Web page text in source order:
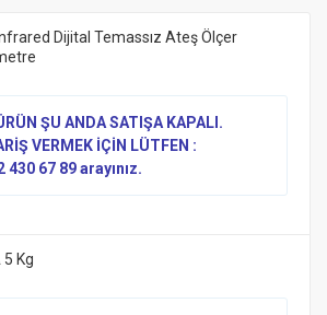
Dijital Temassız Ateş Ölçer
ŞU ANDA SATIŞA KAPALI.
VERMEK İÇİN LÜTFEN :
430 67 89 arayınız.
5 Kg